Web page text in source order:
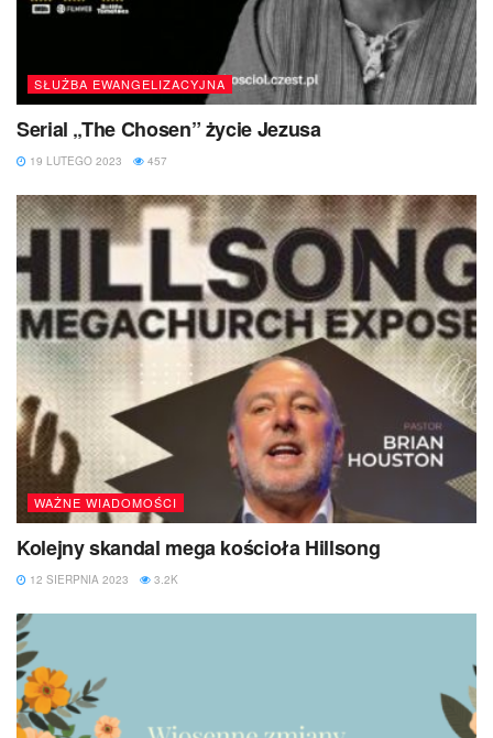
SŁUŻBA EWANGELIZACYJNA
Serial „The Chosen” życie Jezusa
19 LUTEGO 2023 457
WAŻNE WIADOMOŚCI
Kolejny skandal mega kościoła Hillsong
12 SIERPNIA 2023 3.2K